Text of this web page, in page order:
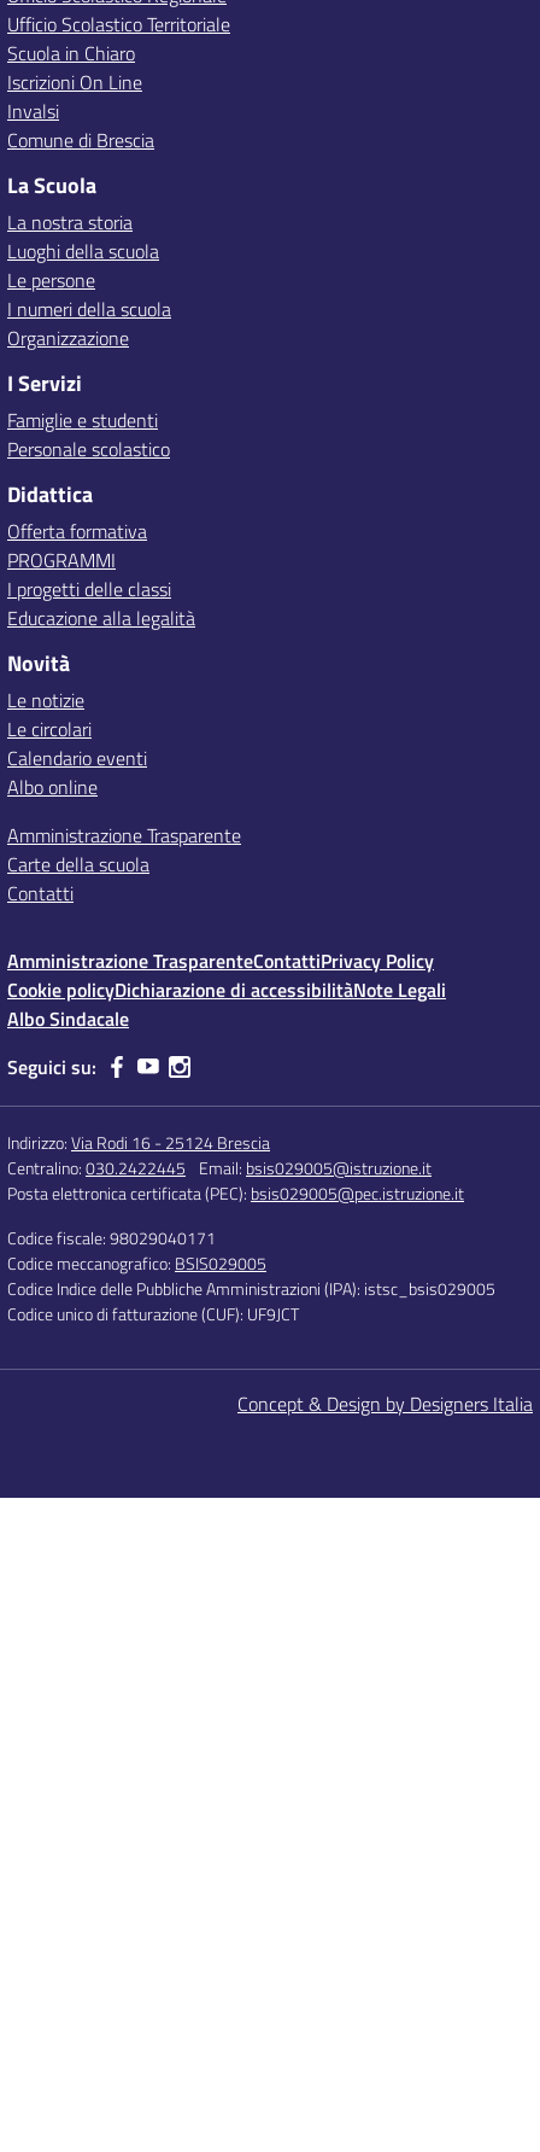
Ufficio Scolastico Territoriale
Scuola in Chiaro
Iscrizioni On Line
Invalsi
Comune di Brescia
La Scuola
La nostra storia
Luoghi della scuola
Le persone
I numeri della scuola
Organizzazione
I Servizi
Famiglie e studenti
Personale scolastico
Didattica
Offerta formativa
PROGRAMMI
I progetti delle classi
Educazione alla legalità
Novità
Le notizie
Le circolari
Calendario eventi
Albo online
Amministrazione Trasparente
Carte della scuola
Contatti
Amministrazione TrasparenteContattiPrivacy Policy
Cookie policyDichiarazione di accessibilitàNote Legali
Albo Sindacale
Seguici su:
Indirizzo:Via Rodi 16 - 25124 Brescia
Centralino:030.2422445 Email: bsis029005@istruzione.it
Posta elettronica certificata (PEC): bsis029005@pec.istruzione.it
Codice fiscale: 98029040171
Codice meccanografico: BSIS029005
Codice Indice delle Pubbliche Amministrazioni (IPA): istsc_bsis029005
Codice unico di fatturazione (CUF): UF9JCT
Concept & Design by Designers Italia